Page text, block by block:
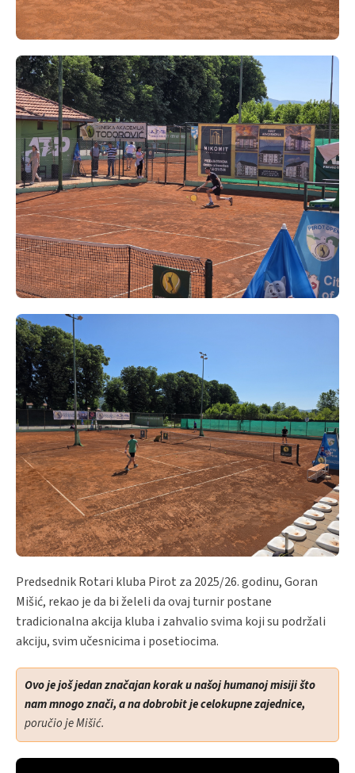
Predsednik Rotari kluba Pirot za 2025/26. godinu, Goran
Mišić, rekao je da bi želeli da ovaj turnir postane
tradicionalna akcija kluba i zahvalio svima koji su podržali
akciju, svim učesnicima i posetiocima.
Ovo je još jedan značajan korak u našoj humanoj misiji što
nam mnogo znači, a na dobrobit je celokupne zajednice,
poručio je Mišić.